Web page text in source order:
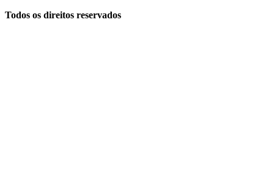
Todos os direitos reservados